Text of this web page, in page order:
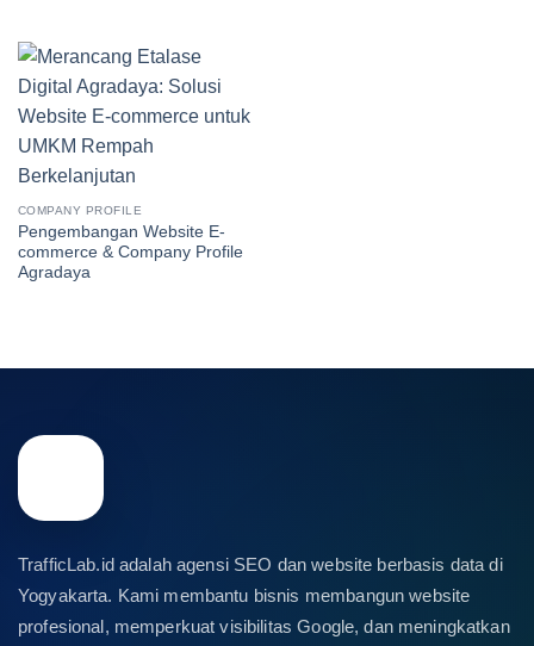
COMPANY PROFILE
Pengembangan Website E-
commerce & Company Profile
Agradaya
TrafficLab.id adalah agensi SEO dan website berbasis data di
Yogyakarta. Kami membantu bisnis membangun website
profesional, memperkuat visibilitas Google, dan meningkatkan